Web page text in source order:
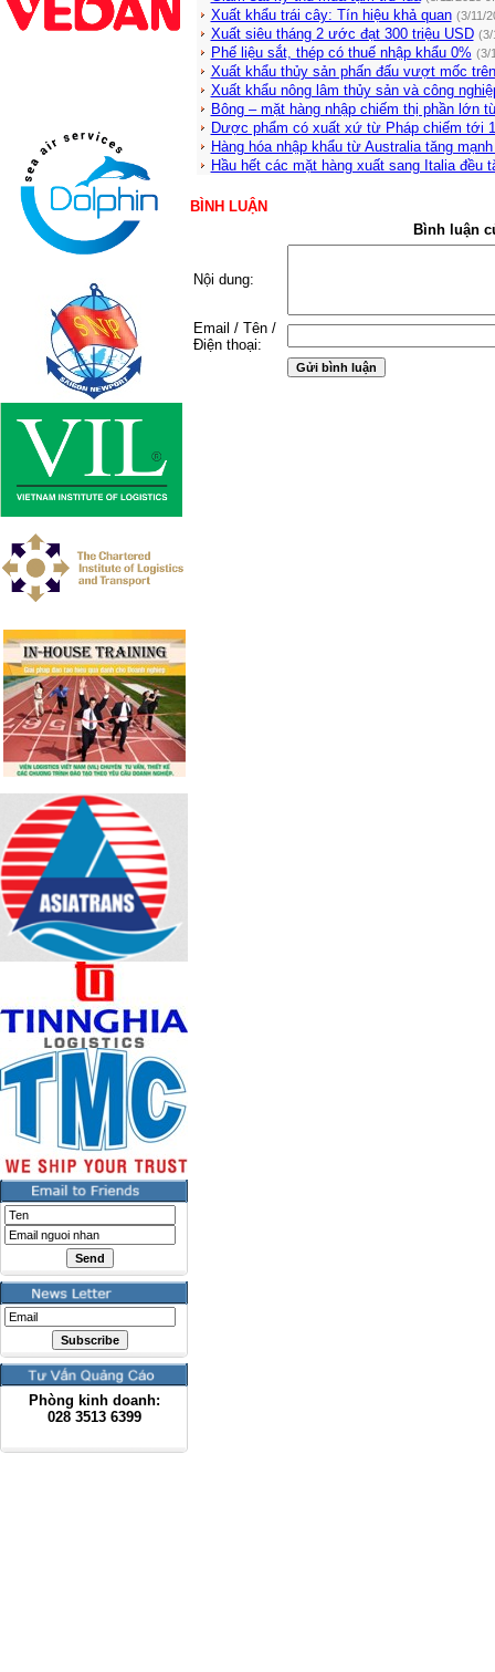
Phòng kinh doanh:
028 3513 6399
Xuất khẩu trái cây: Tín hiệu khả quan (3/11/
Xuất siêu tháng 2 ước đạt 300 triệu USD (3/
Phế liệu sắt, thép có thuế nhập khẩu 0% (3/
Xuất khẩu thủy sản phấn đấu vượt mốc
Xuất khẩu nông lâm thủy sản và công
Bông – mặt hàng nhập chiếm thị phần lớn
Dược phẩm có xuất xứ từ Pháp chiếm tới
Hàng hóa nhập khẩu từ Australia tăng
Hầu hết các mặt hàng xuất sang Italia đều
BÌNH LUẬN
Bình luận
Nội dung:
Email / Tên /
Điện thoại: